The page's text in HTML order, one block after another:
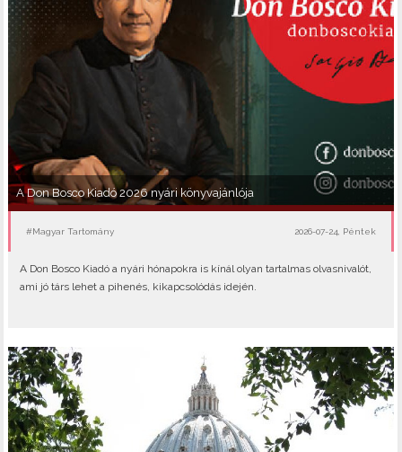
A Don Bosco Kiadó 2026 nyári könyvajánlója
#Magyar Tartomány 2026-07-24, Péntek
A Don Bosco Kiadó a nyári hónapokra is kínál olyan tartalmas olvasnivalót,
ami jó társ lehet a pihenés, kikapcsolódás idején.